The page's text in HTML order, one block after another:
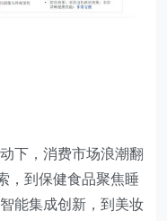
下，消费市场浪潮翻
，到保健食品聚焦睡
能集成创新，到美妆